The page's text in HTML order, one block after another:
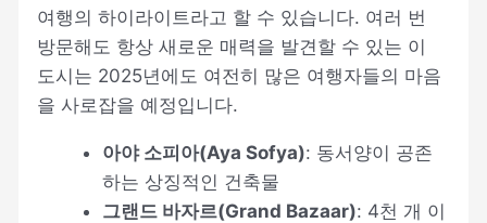
여행의 하이라이트라고 할 수 있습니다. 여러 번
방문해도 항상 새로운 매력을 발견할 수 있는 이
도시는 2025년에도 여전히 많은 여행자들의 마음
을 사로잡을 예정입니다.
아야 소피아(Aya Sofya): 동서양이 공존
하는 상징적인 건축물
그랜드 바자르(Grand Bazaar): 4천 개 이